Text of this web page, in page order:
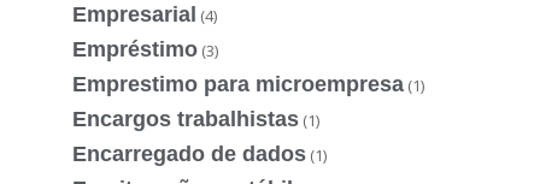
Empresarial (4)
Empréstimo (3)
Emprestimo para microempresa (1)
Encargos trabalhistas (1)
Encarregado de dados (1)